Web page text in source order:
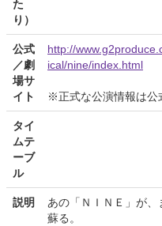
た
り）
公式
／劇
場サ
イト
http://
ical/nine/index.html
※正式な公演情報は公
タイ
ムテ
ーブ
ル
説明
あの「ＮＩＮＥ」が
蘇る。